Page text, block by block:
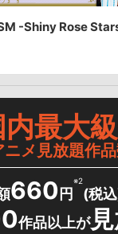
-Shiny Rose
内最大級
ニメ見放題作
660 円
※2
(税
作品以上が